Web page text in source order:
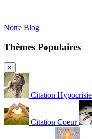
Notre Blog
Thèmes Populaires
×
Citation Hypocrisie
Citation Coeur